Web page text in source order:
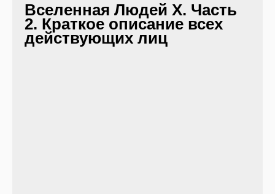
Вселенная Людей Х. Часть
2. Краткое описание всех
действующих лиц